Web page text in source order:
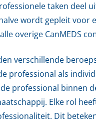
taken deel
wordt gepleit voor
overige CanMEDS
verschillende
professional als
professional binnen
Elke rol
Dit